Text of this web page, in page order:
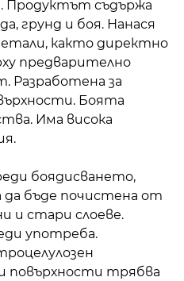
Продуктът съдържа
грунд и боя. Нанася
както директно
предварително
Разработена за
Боята
Има висока
боядисването,
бъде почистена от
и стари слоеве.
употреба.
повърхности трябва